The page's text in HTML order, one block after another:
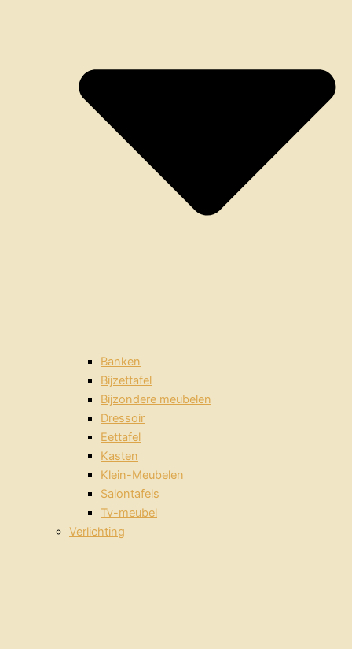
Banken
Bijzettafel
Bijzondere meubelen
Dressoir
Eettafel
Kasten
Klein-Meubelen
Salontafels
Tv-meubel
Verlichting